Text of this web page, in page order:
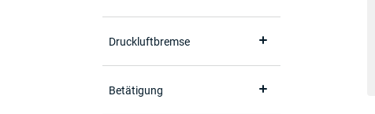
Druckluftbremse
Betätigung